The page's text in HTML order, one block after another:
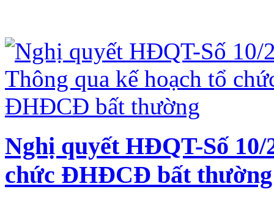
Nghị quyết HĐQT-Số 10/
chức ĐHĐCĐ bất thường